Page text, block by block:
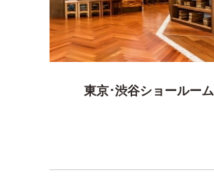
東京･渋谷ショールーム